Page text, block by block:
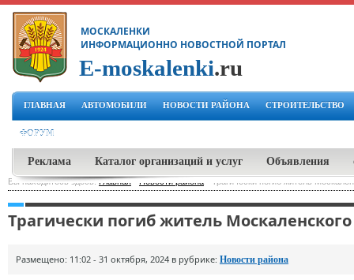
МОСКАЛЕНКИ
ИНФОРМАЦИОННО НОВОСТНОЙ ПОРТАЛ
E-moskalenki.ru
ГЛАВНАЯ АВТОМОБИЛИ НОВОСТИ РАЙОНА СТРОИТЕЛЬСТВО
ФОРУМ
Реклама Каталог организаций и услуг Объявления
Вы находитесь здесь:Главная-Новости района Трагически погиб житель
Трагически погиб житель
Размещено: 11:02 - 31 октября, 2024 в рубрике: Новости района